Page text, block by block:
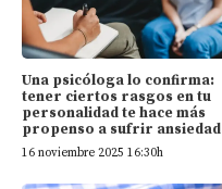
Una psicóloga lo confirma:
tener ciertos rasgos en tu
personalidad te hace más
propenso a sufrir ansiedad
16 noviembre 2025 16:30h